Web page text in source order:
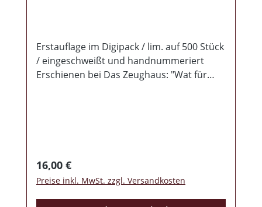
Erstauflage im Digipack / lim. auf 500 Stück
/ eingeschweißt und handnummeriert
Erschienen bei Das Zeughaus: "Wat für
"dreckig" und sehr „ungehobelt“ zur Sache
und genau das macht den Charme dieser
Produktion aus. Alles andere wäre für
diese Band auch tatsächlich nicht
Regulärer Preis:
16,00 €
Preise inkl. MwSt. zzgl. Versandkosten